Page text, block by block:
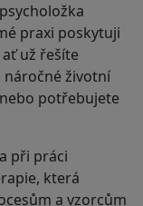
praxi poskytuji
už řešíte
životní
potřebujete
při práci
která
a vzorcům